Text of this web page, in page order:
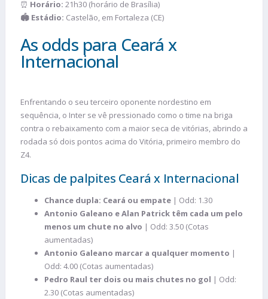
⏰ Horário: 21h30 (horário de Brasília)
🏟️ Estádio: Castelão, em Fortaleza (CE)
As odds para Ceará x
Internacional
Enfrentando o seu terceiro oponente nordestino em
sequência, o Inter se vê pressionado como o time na briga
contra o rebaixamento com a maior seca de vitórias, abrindo a
rodada só dois pontos acima do Vitória, primeiro membro do
Z4.
Dicas de palpites Ceará x Internacional
Chance dupla: Ceará ou empate | Odd: 1.30
Antonio Galeano e Alan Patrick têm cada um pelo
menos um chute no alvo | Odd: 3.50 (Cotas
aumentadas)
Antonio Galeano marcar a qualquer momento |
Odd: 4.00 (Cotas aumentadas)
Pedro Raul ter dois ou mais chutes no gol | Odd:
2.30 (Cotas aumentadas)